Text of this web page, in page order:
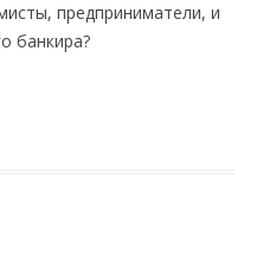
предприниматели, и
банкира?